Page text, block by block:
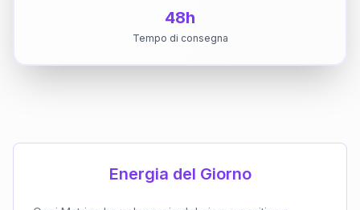
48h
Tempo di consegna
Energia del Giorno